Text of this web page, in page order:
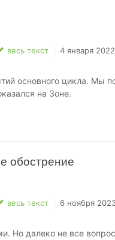
вмешивается третья
весь текст 4 января 2022
основного цикла. Мы
на Зоне.
обострение
весь текст 6 ноября
Но далеко не все